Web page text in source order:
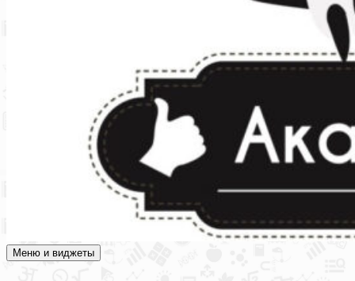
Академия СОВА
Подготовка к ЕГЭ, ОГЭ, ВПР, МЦКО, СтатГрад, КДР, ВОШ,
Меню и виджеты